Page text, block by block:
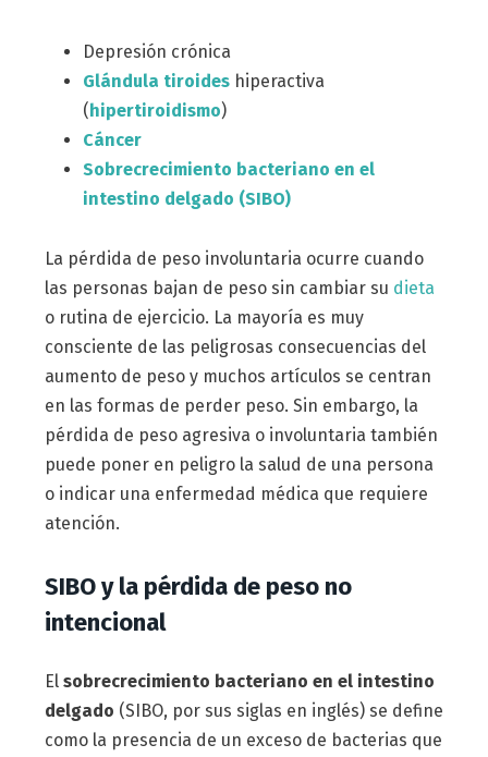
Depresión crónica
Glándula tiroideshiperactiva
( hipertiroidismo)
Cáncer
Sobrecrecimiento bacteriano en el
intestino delgado (SIBO)
La pérdida de peso involuntaria ocurre cuando
las personas bajan de peso sin cambiar su dieta
o rutina de ejercicio. La mayoría es muy
consciente de las peligrosas consecuencias del
aumento de peso y muchos artículos se centran
en las formas de perder peso. Sin embargo, la
pérdida de peso agresiva o involuntaria también
puede poner en peligro la salud de una persona
o indicar una enfermedad médica que requiere
atención.
SIBO y la pérdida depesono
intencional
El sobrecrecimiento bacteriano en el intestino
delgado (SIBO, por sus siglas en inglés) se define
como la presencia de un exceso de bacterias que